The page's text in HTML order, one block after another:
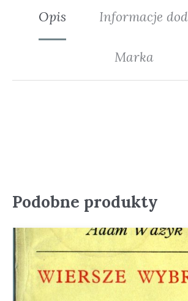
Opis Informacje
Marka
Podobne produkty